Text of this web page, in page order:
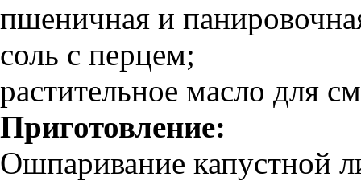
пшеничная и
соль с перцем;
растительное масло для
Приготовление:
Ошпаривание капустной